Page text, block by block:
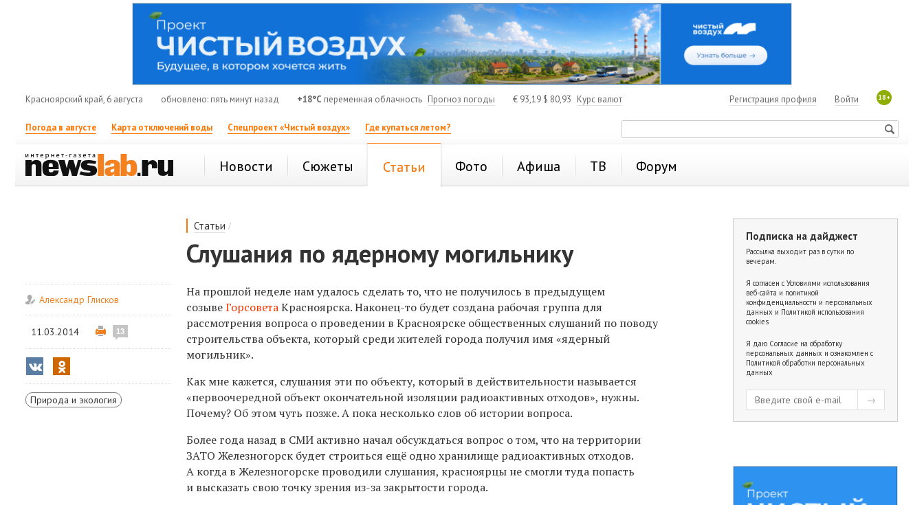
Красноярский край, 6 августа обновлено: пять минут назад +18°C переменная облачность Прогноз погоды € 93,19 $ 80,93 Курс валют 18+
Войти
Регистрация профиля
Погода в августе Карта отключений воды Спецпроект «Чистый воздух» Где купаться летом?
Новости Сюжеты Статьи Фото Афиша ТВ Форум
Статьи /
Слушания по ядерному могильнику
Александр Глисков
11.03.2014 13
Природа и экология
На прошлой неделе нам удалось сделать то, что не получилось в предыдущем
созывеГорсоветаКрасноярска. Наконец-то будет создана рабочая группа для
рассмотрения вопроса о проведении в Красноярске общественных слушаний по поводу
строительства объекта, который среди жителей города получил имя «ядерный
могильник».
Как мне кажется, слушания эти по объекту, который в действительности называется
«первоочередной объект окончательной изоляции радиоактивных отходов», нужны.
Почему? Об этом чуть позже. А пока несколько слов об истории вопроса.
Более года назад в СМИ активно начал обсуждаться вопрос о том, что на территории
ЗАТО Железногорск будет строиться ещё одно хранилище радиоактивных отходов.
А когда в Железногорске проводили слушания, красноярцы не смогли туда попасть
и высказать свою точку зрения из-за закрытости города.
Подписка на дайджест
Рассылка выходит раз в сутки по
вечерам.
Я согласен с Условиями использования
веб-сайта и политикой
конфиденциальности и персональных
данных и Политикой использования
cookies
Я даю Согласие на обработку
персональных данных и ознакомлен с
Политикой обработки персональных
данных